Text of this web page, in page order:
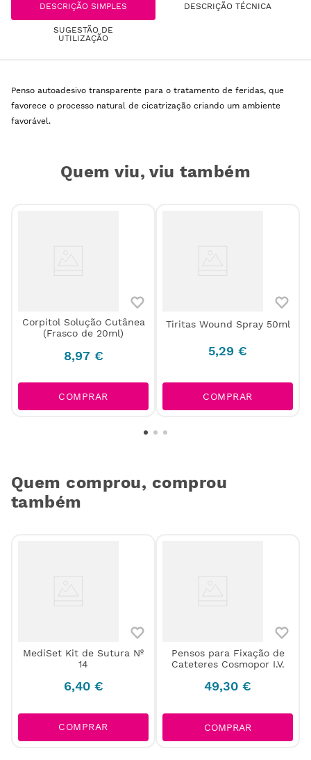
DESCRIÇÃO SIMPLES DESCRIÇÃO TÉCNICA
SUGESTÃO DE
UTILIZAÇÃO
Penso autoadesivo transparente para o tratamento de feridas, que
favorece o processo natural de cicatrização criando um ambiente
favorável.
Quem viu, viu também
Corpitol Solução Cutânea
(Frasco de 20ml)
8,97 €
COMPRAR
Tiritas Wound Spray 50ml
5,29 €
COMPRAR
Quem comprou, comprou
também
MediSet Kit de Sutura Nº
14
6,40 €
COMPRAR
Pensos para Fixação de
Cateteres Cosmopor I.V.
49,30 €
COMPRAR